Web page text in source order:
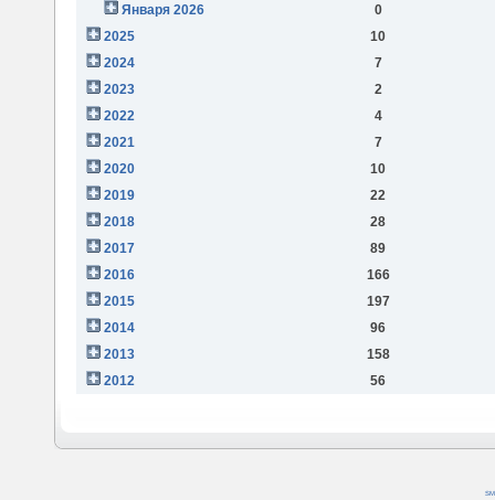
Января 2026
0
2025
10
2024
7
2023
2
2022
4
2021
7
2020
10
2019
22
2018
28
2017
89
2016
166
2015
197
2014
96
2013
158
2012
56